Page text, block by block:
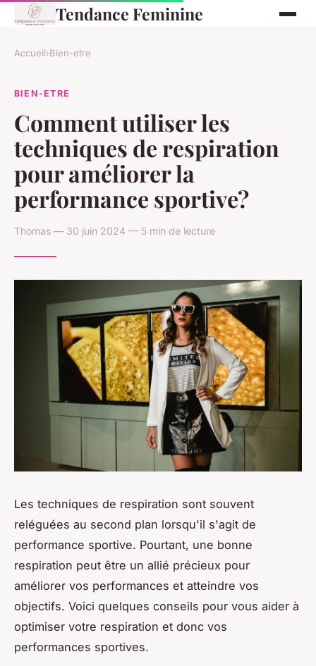
Tendance Feminine
Accueil›Bien-etre
BIEN-ETRE
Comment utiliser les
techniques de respiration
pour améliorer la
performance sportive?
Thomas — 30 juin 2024 — 5 min de lecture
Les techniques de respiration sont souvent
reléguées au second plan lorsqu'il s'agit de
performance sportive. Pourtant, une bonne
respiration peut être un allié précieux pour
améliorer vos performances et atteindre vos
objectifs. Voici quelques conseils pour vous aider à
optimiser votre respiration et donc vos
performances sportives.